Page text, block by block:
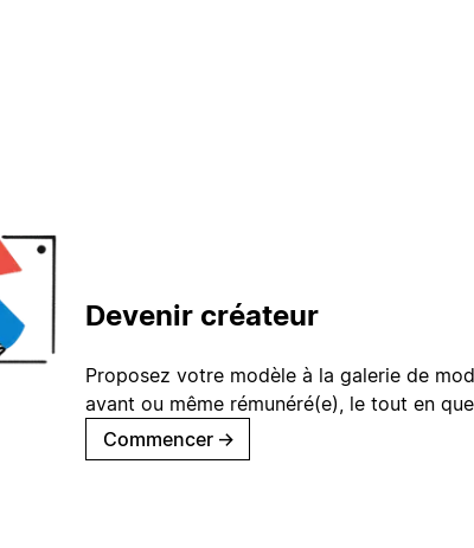
Devenir créateur
Proposez votre modèle à la galerie de
avant ou même rémunéré(e), le tout en
Commencer →